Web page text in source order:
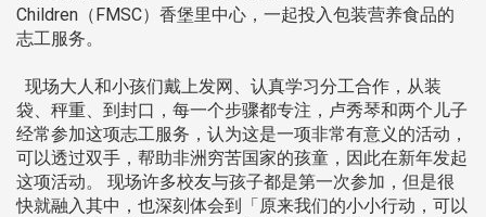
Children（FMSC）香堡里中心，一起投入包装营养食品的
志工服务。
现场大人和小孩们戴上发网、认真学习分工合作，从装
袋、秤重、到封口，每一个步骤都专注，卢秀琴和两个儿子
经常参加这项志工服务，认为这是一项非常有意义的活动，
可以透过双手，帮助非洲穷苦国家的孩童，因此在新年发起
这项活动。 现场许多校友与孩子都是第一次参加，但是很
快就融入其中，也深刻体会到「原来我们的小小行动，可以